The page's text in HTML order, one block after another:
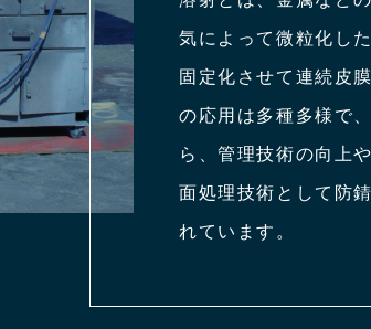
気によって微粒化し
固定化させて連続皮
の応用は多種多様で
ら、管理技術の向上
面処理技術として防
れています。